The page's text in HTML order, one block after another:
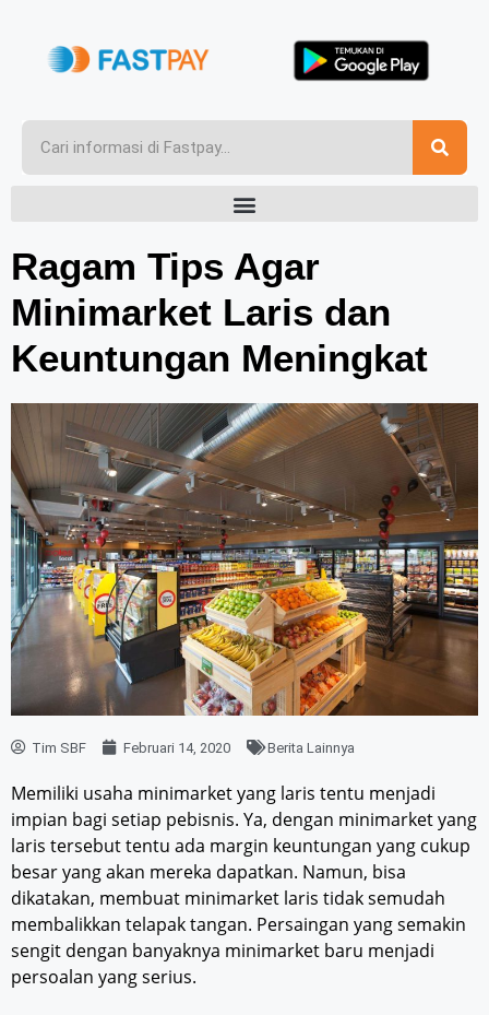
Ragam Tips Agar
Minimarket Laris dan
Keuntungan Meningkat
Tim SBF Februari 14, 2020 Berita Lainnya
Memiliki usaha minimarket yang laris tentu menjadi
impian bagi setiap pebisnis. Ya, dengan minimarket yang
laris tersebut tentu ada margin keuntungan yang cukup
besar yang akan mereka dapatkan. Namun, bisa
dikatakan, membuat minimarket laris tidak semudah
membalikkan telapak tangan. Persaingan yang semakin
sengit dengan banyaknya minimarket baru menjadi
persoalan yang serius.